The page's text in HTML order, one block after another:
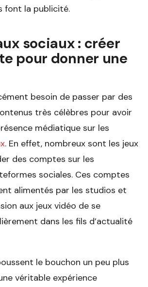
font la publicité.
sociaux : créer
pour donner une
besoin de passer par des
très célèbres pour avoir
médiatique sur les
. En effet, nombreux sont les jeux
des comptes sur les
sociales. Ces comptes
alimentés par les studios et
aux jeux vidéo de se
dans les fils d’actualité
le bouchon un peu plus
véritable expérience